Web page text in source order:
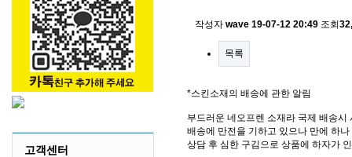
고객센터
작성자 wave 19-07-12 20:49 조회
목록
*스킨소재의 배송에 관한 알림
부드러운 네오프렌 소재라 국제 배송
배송에 만전을 기하고 있으나 만에 하
상담 후 심한 구김으로 상품에 하자가